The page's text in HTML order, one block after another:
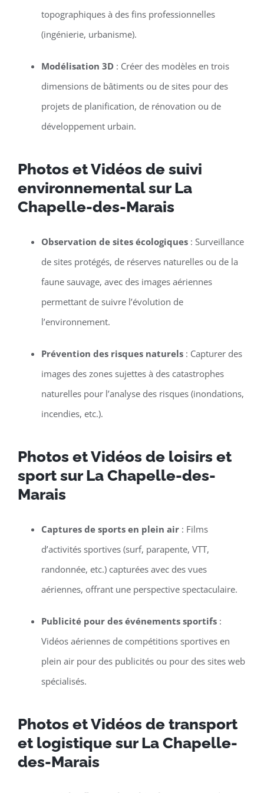
topographiques à des fins professionnelles
(ingénierie, urbanisme).
Modélisation 3D: Créer des modèles en trois
dimensions de bâtiments ou de sites pour des
projets de planification, de rénovation ou de
développement urbain.
Photos et Vidéos de suivi
environnemental sur La
Chapelle-des-Marais
Observation de sites écologiques: Surveillance
de sites protégés, de réserves naturelles ou de la
faune sauvage, avec des images aériennes
permettant de suivre l’évolution de
l’environnement.
Prévention des risques naturels: Capturer des
images des zones sujettes à des catastrophes
naturelles pour l’analyse des risques (inondations,
incendies, etc.).
Photos et Vidéos de loisirs et
sport sur La Chapelle-des-
Marais
Captures de sports en plein air: Films
d’activités sportives (surf, parapente, VTT,
randonnée, etc.) capturées avec des vues
aériennes, offrant une perspective spectaculaire.
Publicité pour des événements sportifs:
Vidéos aériennes de compétitions sportives en
plein air pour des publicités ou pour des sites web
spécialisés.
Photos et Vidéos de transport
et logistique sur La Chapelle-
des-Marais